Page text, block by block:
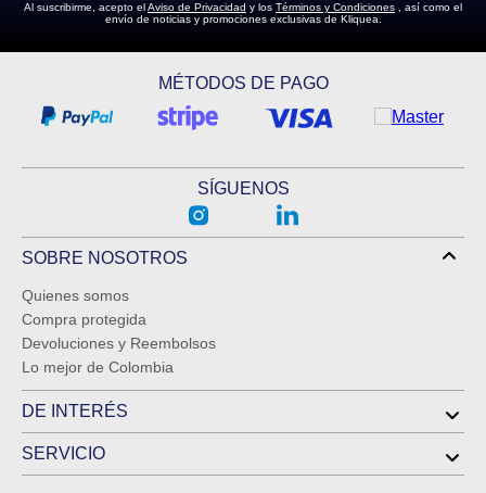
Al suscribirme, acepto elAviso de Privacidad y los Términos y Condiciones , así como el
envío de noticias y promociones exclusivas de Kliquea.
MÉTODOS DE PAGO
SÍGUENOS
SOBRE NOSOTROS
Quienes somos
Compra protegida
Devoluciones y Reembolsos
Lo mejor de Colombia
DE INTERÉS
SERVICIO